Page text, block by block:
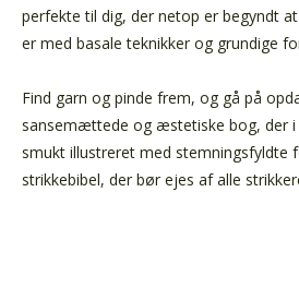
perfekte til dig, der netop er begyndt
er med basale teknikker og grundige
Find garn og pinde frem, og gå på
sansemættede og æstetiske bog, der i
smukt illustreret med stemningsfyldte
strikkebibel, der bør ejes af alle